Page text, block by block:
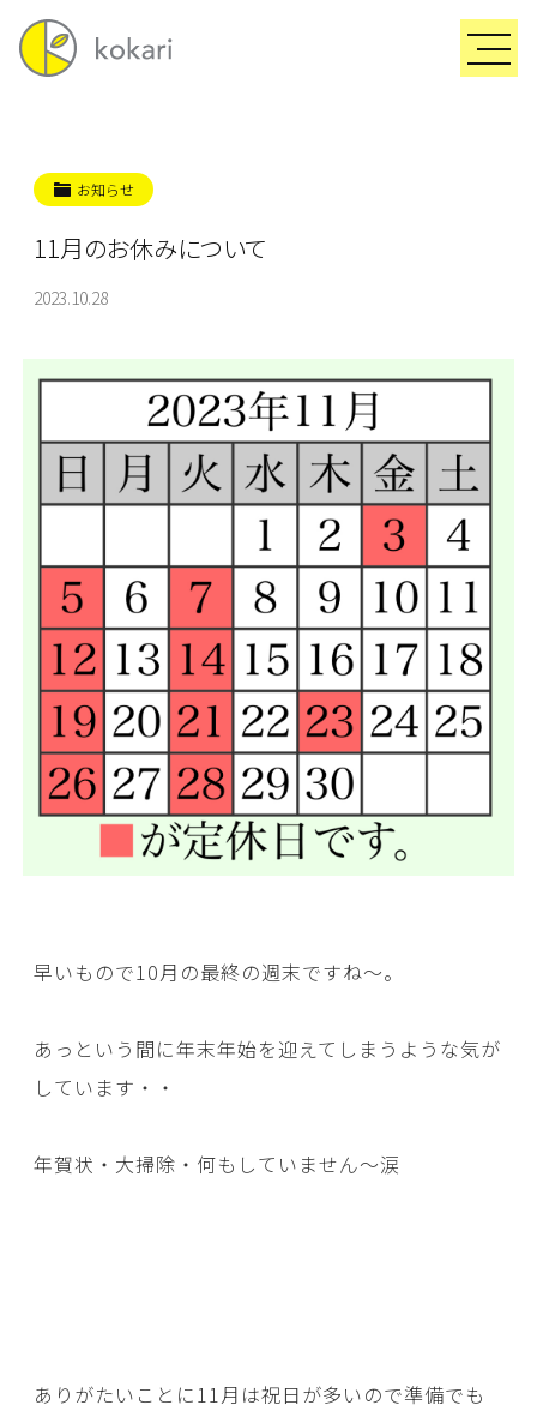
お知らせ
11月のお休みについて
2023.10.28
早いもので10月の最終の週末ですね～。
あっという間に年末年始を迎えてしまうような気が
しています・・
年賀状・大掃除・何もしていません～涙
ありがたいことに11月は祝日が多いので準備でも